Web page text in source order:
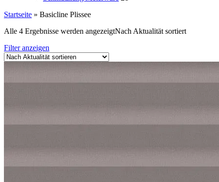
Startseite » Basicline Plissee
Alle 4 Ergebnisse werden angezeigtNach Aktualität sortiert
Filter anzeigen